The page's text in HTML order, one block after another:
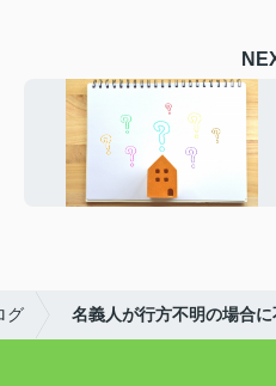
グ 名義人が行方不明の場合